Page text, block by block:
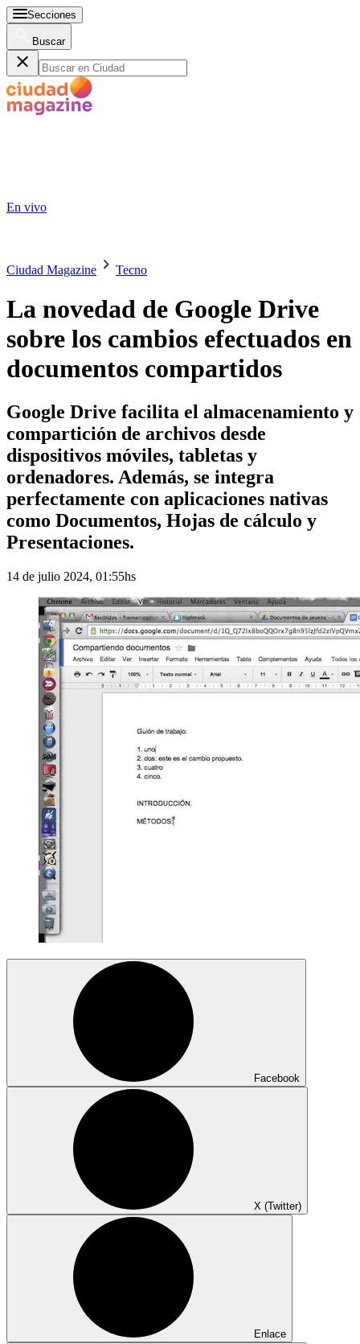
Secciones
Buscar
En vivo
Ciudad Magazine Tecno
La novedad de Google Drive
sobre los cambios efectuados en
documentos compartidos
Google Drive facilita el almacenamiento y
compartición de archivos desde
dispositivos móviles, tabletas y
ordenadores. Además, se integra
perfectamente con aplicaciones nativas
como Documentos, Hojas de cálculo y
Presentaciones.
14 de julio 2024, 01:55hs
Facebook
X (Twitter)
Enlace